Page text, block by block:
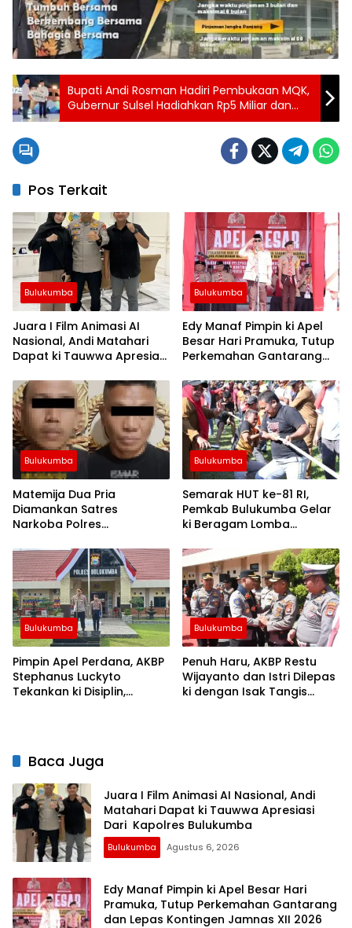
Bupati Andi Rosman Hadiri Pembukaan MQK,
Gubernur Sulsel Hadiahkan Rp5 Miliar dan
Janji Aerodrome di Wajo
Pos Terkait
Bulukumba
Juara I Film Animasi AI
Nasional, Andi Matahari
Dapat ki Tauwwa Apresiasi
Bulukumba
Edy Manaf Pimpin ki Apel
Besar Hari Pramuka, Tutup
Perkemahan Gantarang
Jamnas XII 2026
Bulukumba
Matemija Dua Pria
Diamankan Satres
Narkoba Polres
Satu Sachet Diduga Sabu.
Bulukumba
Semarak HUT ke-81 RI,
Pemkab Bulukumba Gelar
ki Beragam Lomba
Olahraga
Bulukumba
Pimpin Apel Perdana, AKBP
Stephanus Luckyto
Tekankan ki Disiplin,
Bulukumba
Penuh Haru, AKBP Restu
Wijayanto dan Istri Dilepas
ki dengan Isak Tangis
Baca Juga
Juara I Film Animasi AI Nasional, Andi
Matahari Dapat ki Tauwwa Apresiasi
Dari Kapolres Bulukumba
Bulukumba Agustus 6, 2026
Edy Manaf Pimpin ki Apel Besar Hari
Pramuka, Tutup Perkemahan Gantarang
dan Lepas Kontingen Jamnas XII 2026